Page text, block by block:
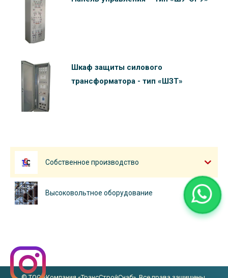
Шкаф защиты силового
трансформатора - тип «ШЗТ»
Собственное производство
Высоковольтное оборудование